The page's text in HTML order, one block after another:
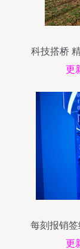
科技搭桥
更
每刻报销签
更